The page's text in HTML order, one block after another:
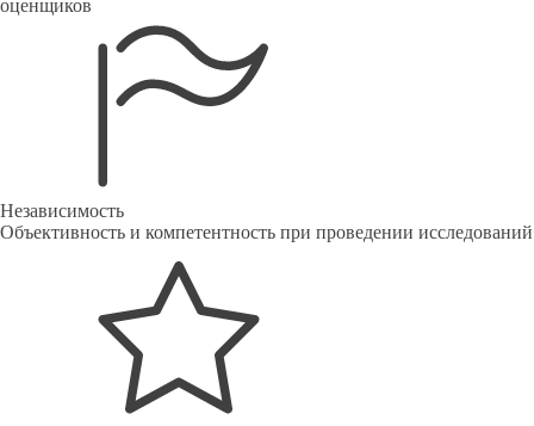
оценщиков
Независимость
Объективность и компетентность при проведении исследований